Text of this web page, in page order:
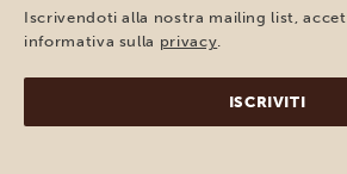
e-
mail
Iscrivendoti alla nostra mailing list,
informativa sulla privacy.